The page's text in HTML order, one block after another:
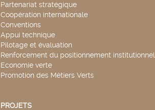
Partenariat stratégique
Coopération internationale
Conventions
Appui technique
Pilotage et évaluation
Renforcement du positionnement institutionnel
Economie verte
Promotion des Métiers Verts
PROJETS